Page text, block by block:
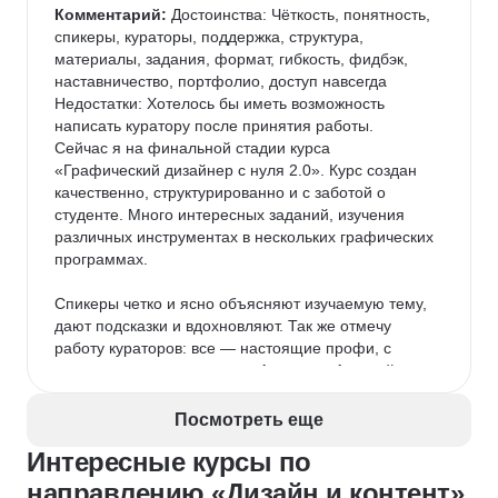
Комментарий: Достоинства: Чёткость, понятность,
спикеры, кураторы, поддержка, структура,
материалы, задания, формат, гибкость, фидбэк,
наставничество, портфолио, доступ навсегда
Недостатки: Хотелось бы иметь возможность
написать куратору после принятия работы.
Сейчас я на финальной стадии курса
«Графический дизайнер с нуля 2.0». Курс создан
качественно, структурированно и с заботой о
студенте. Много интересных заданий, изучения
различных инструментах в нескольких графических
программах.
Спикеры четко и ясно объясняют изучаемую тему,
дают подсказки и вдохновляют. Так же отмечу
работу кураторов: все — настоящие профи, с
которыми приятно учиться. А куратор Алексей
каждой работы — это не просто проверка, а
ошибки, но и предлагает альтернативы, объясняет
логику, поддерживает. Благодаря ему я научилась
Посмотреть еще
Интересные курсы по